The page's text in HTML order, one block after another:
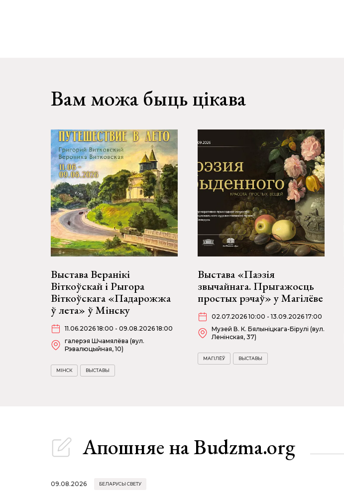
Вам можа быць цікава
Выстава Веранікі
Віткоўскай і Рыгора
Віткоўскага «Падарожжа
ў лета» ў Мінску
11.06.2026 18:00 - 09.08.2026 18:00
галерэя Шчамялёва (вул.
Рэвалюцыйная, 10)
МІНСК ВЫСТАВЫ
Выстава «Паэзія
звычайнага. Прыгажосць
простых рэчаў» у Магілёве
02.07.2026 10:00 - 13.09.2026 17:00
Музей В. К. Бялыніцкага-Бірулі (вул.
Ленінская, 37)
МАГІЛЁЎ ВЫСТАВЫ
Апошняе на Budzma.org
09.08.2026 БЕЛАРУСЫ СВЕТУ